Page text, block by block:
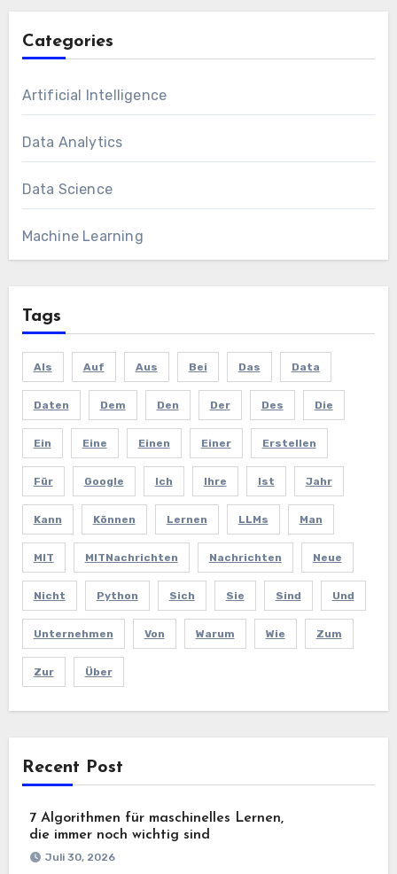
Categories
Artificial Intelligence
Data Analytics
Data Science
Machine Learning
Tags
Als Auf Aus Bei Das Data
Daten Dem Den Der Des Die
Ein Eine Einen Einer Erstellen
Für Google Ich Ihre Ist Jahr
Kann Können Lernen LLMs Man
MIT MITNachrichten Nachrichten Neue
Nicht Python Sich Sie Sind Und
Unternehmen Von Warum Wie Zum
Zur Über
Recent Post
7 Algorithmen für maschinelles Lernen,
die immer noch wichtig sind
Juli 30, 2026